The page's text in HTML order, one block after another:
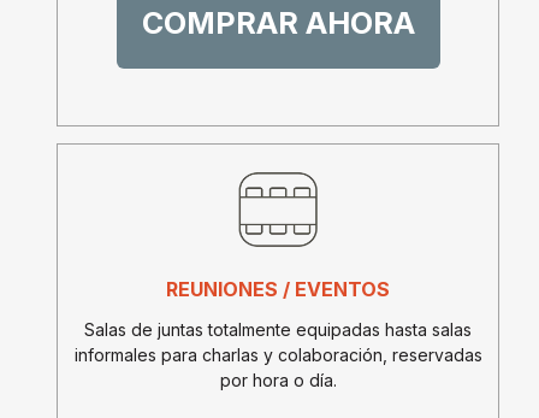
COMPRAR AHORA
REUNIONES / EVENTOS
Salas de juntas totalmente equipadas hasta salas
informales para charlas y colaboración, reservadas
por hora o día.